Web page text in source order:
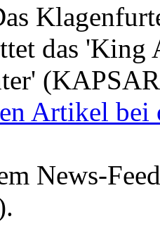
das
Artikel bei
News-